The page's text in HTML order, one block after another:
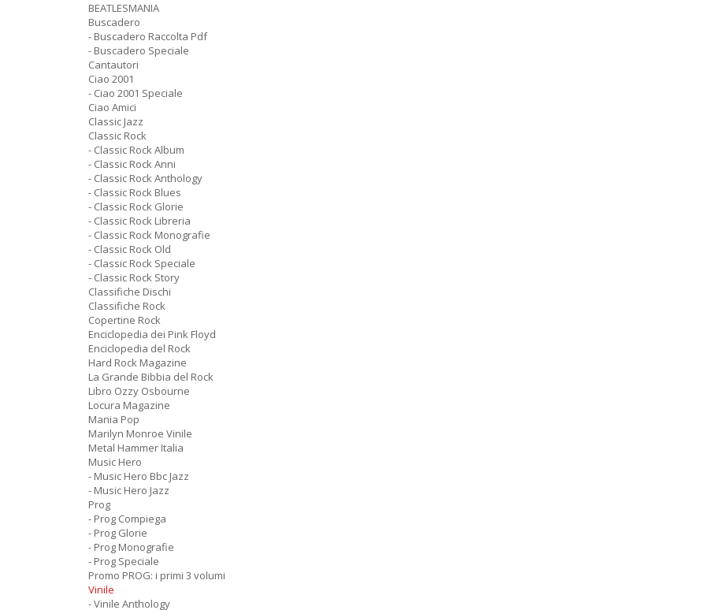
BEATLESMANIA
Buscadero
- Buscadero Raccolta Pdf
- Buscadero Speciale
Cantautori
Ciao 2001
- Ciao 2001 Speciale
Ciao Amici
Classic Jazz
Classic Rock
- Classic Rock Album
- Classic Rock Anni
- Classic Rock Anthology
- Classic Rock Blues
- Classic Rock Glorie
- Classic Rock Libreria
- Classic Rock Monografie
- Classic Rock Old
- Classic Rock Speciale
- Classic Rock Story
Classifiche Dischi
Classifiche Rock
Copertine Rock
Enciclopedia dei Pink Floyd
Enciclopedia del Rock
Hard Rock Magazine
La Grande Bibbia del Rock
Libro Ozzy Osbourne
Locura Magazine
Mania Pop
Marilyn Monroe Vinile
Metal Hammer Italia
Music Hero
- Music Hero Bbc Jazz
- Music Hero Jazz
Prog
- Prog Compiega
- Prog Glorie
- Prog Monografie
- Prog Speciale
Promo PROG: i primi 3 volumi
Vinile
- Vinile Anthology